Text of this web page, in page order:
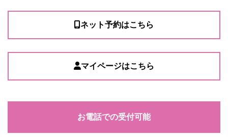
ネット予約はこちら
マイページはこちら
お電話での受付可能